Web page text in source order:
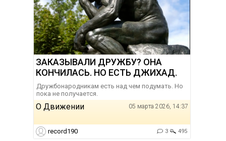
ЗАКАЗЫВАЛИ ДРУЖБУ? ОНА
КОНЧИЛАСЬ. НО ЕСТЬ ДЖИХАД.
Дружбонародникам есть над чем подумать. Но
пока не получается.
О Движении 05 марта 2026, 14:37
record190 3 495